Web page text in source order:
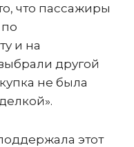
что пассажиры
и на
другой
не была
этот